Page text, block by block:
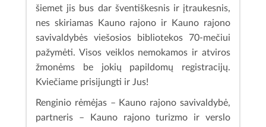
šiemet jis bus dar šventiškesnis ir įtraukesnis,
nes skiriamas Kauno rajono ir Kauno rajono
savivaldybės viešosios bibliotekos 70-mečiui
pažymėti. Visos veiklos nemokamos ir atviros
žmonėms be jokių papildomų registracijų.
Kviečiame prisijungti ir Jus!
Renginio rėmėjas – Kauno rajono savivaldybė,
partneris – Kauno rajono turizmo ir verslo